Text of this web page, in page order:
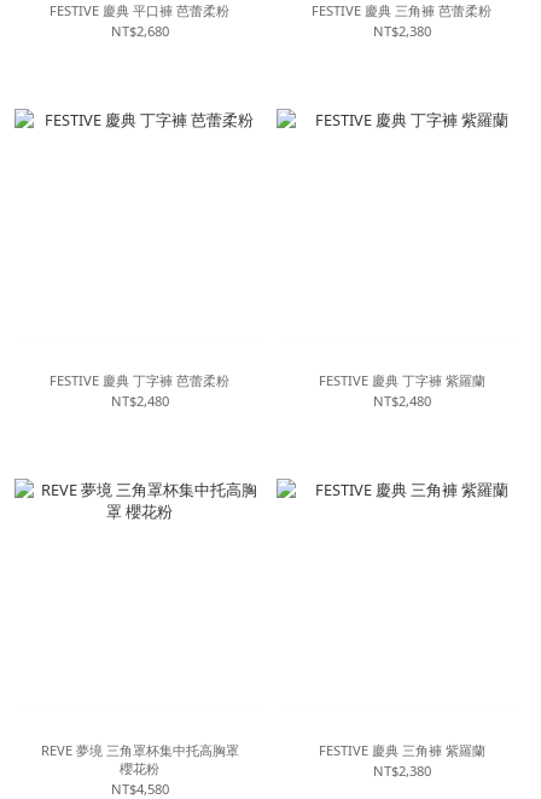
FESTIVE 慶典 平口褲 芭蕾柔粉
NT$2,680
FESTIVE 慶典 三角褲 芭蕾柔粉
NT$2,380
FESTIVE 慶典 丁字褲 芭蕾柔粉
NT$2,480
FESTIVE 慶典 丁字褲 紫羅蘭
NT$2,480
REVE 夢境 三角罩杯集中托高胸罩
櫻花粉
NT$4,580
FESTIVE 慶典 三角褲 紫羅蘭
NT$2,380